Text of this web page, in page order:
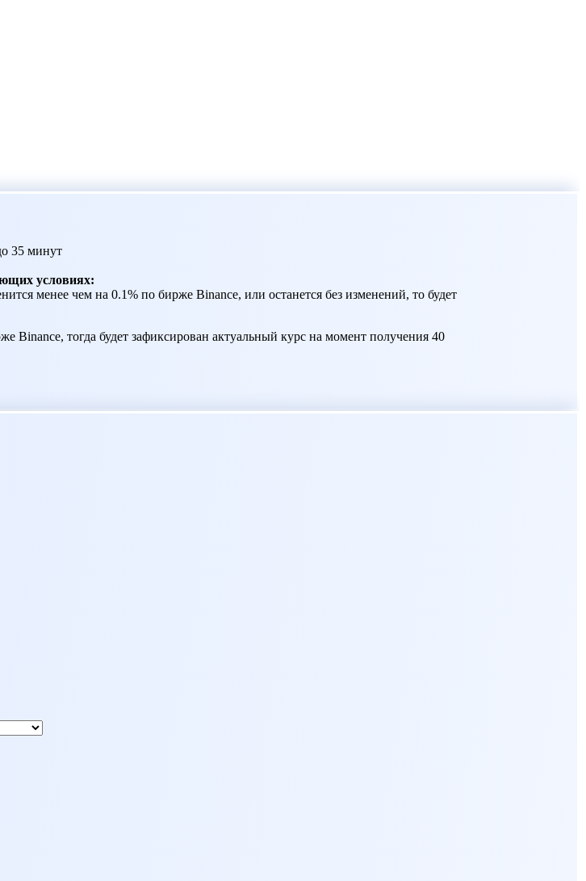
35 минут
условиях:
менее чем на 0.1% по бирже Binance, или останется без изменений, то будет
Binance, тогда будет зафиксирован актуальный курс на момент получения 40